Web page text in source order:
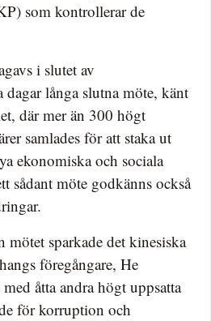
som kontrollerar de
i slutet av
långa slutna möte, känt
där mer än 300 högt
samlades för att staka ut
ekonomiska och sociala
sådant möte godkänns också
mötet sparkade det kinesiska
föregångare, He
åtta andra högt uppsatta
för korruption och